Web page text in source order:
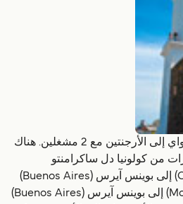
تتوفر الباخرات من الأوروغواي إلى الأرجنتين مع 2 مشغلين. هناك
من کولونیا دل ساکرامنتو
(Colonia del Sacramento) إلى بوينس آيرس (Buenos Aires)
ومن مونتيفيديو (Montevideo) إلى بوينس آيرس (Buenos Aires)